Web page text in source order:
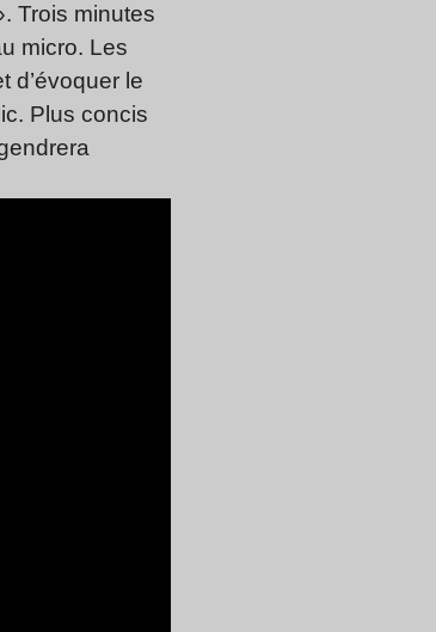
Trois minutes
micro. Les
d’évoquer le
Plus concis